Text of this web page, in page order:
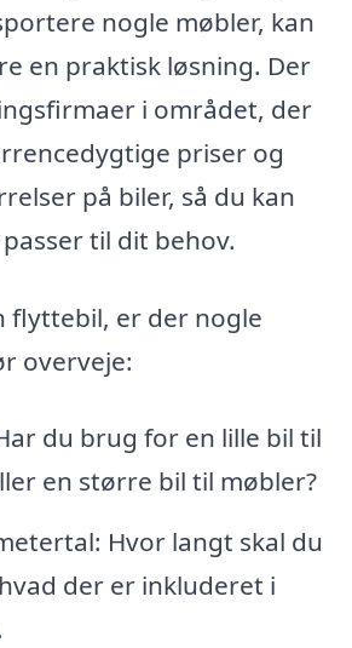
nogle møbler, kan
en praktisk løsning. Der
i området, der
priser og
på biler, så du kan
til dit behov.
flyttebil, er der nogle
overveje:
du brug for en lille bil til
en større bil til møbler?
Hvor langt skal du
der er inkluderet i